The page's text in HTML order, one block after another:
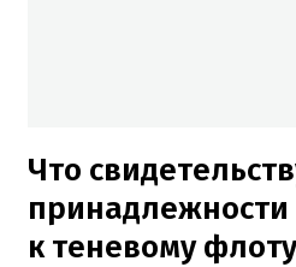
Что
принадлежности
к теневому